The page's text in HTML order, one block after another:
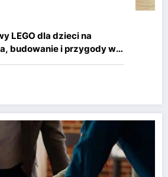
LEGO dla dzieci na
budowanie i przygody w